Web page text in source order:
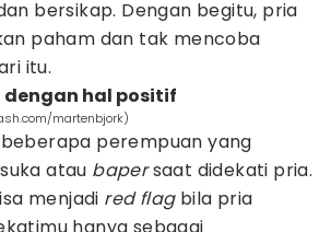
bersikap. Dengan begitu, pria
paham dan tak mencoba
itu.
dengan hal positif
martenbjork)
perempuan yang
atau bapersaat didekati pria.
menjadi red flag bila pria